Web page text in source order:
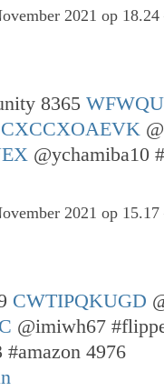
2021 op
8365
CXCCXOAEVK
@ychamiba10
2021 op
CWTIPQKUGD
@imiwh67
4976